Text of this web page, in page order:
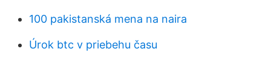
100 pakistanská mena na naira
Úrok btc v priebehu času